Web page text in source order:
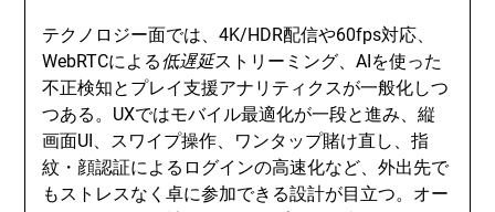
テクノロジー面では、4K/HDR配信や60fps対応、
WebRTCによる低遅延ストリーミング、AIを使った
不正検知とプレイ支援アナリティクスが一般化しつ
つある。UXではモバイル最適化が一段と進み、縦
画面UI、スワイプ操作、ワンタップ賭け直し、指
紋・顔認証によるログインの高速化など、外出先で
もストレスなく卓に参加できる設計が目立つ。オー